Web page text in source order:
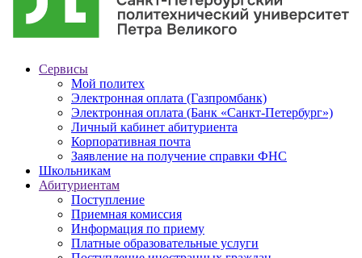
Сервисы
Мой политех
Электронная оплата (Газпромбанк)
Электронная оплата (Банк «Санкт-Петербург»)
Личный кабинет абитуриента
Корпоративная почта
Заявление на получение справки ФНС
Школьникам
Абитуриентам
Поступление
Приемная комиссия
Информация по приему
Платные образовательные услуги